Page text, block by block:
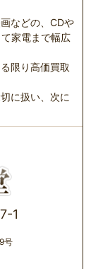
などの、CDや
家電まで幅広
限り高価買取
に扱い、次に
1
号